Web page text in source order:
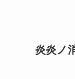
炎炎ノ